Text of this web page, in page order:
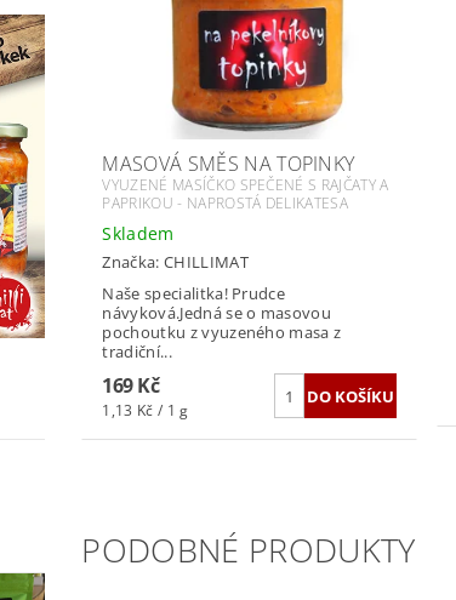
MASOVÁ SMĚS NA TOPINKY
VYUZENÉ MASÍČKO SPEČENÉ S RAJČATY A
PAPRIKOU - NAPROSTÁ DELIKATESA
Skladem
Značka: CHILLIMAT
Naše specialitka! Prudce
návyková.Jedná se o masovou
pochoutku z vyuzeného masa z
tradiční...
169 Kč
1,13 Kč / 1 g
PODOBNÉ PRODUKTY